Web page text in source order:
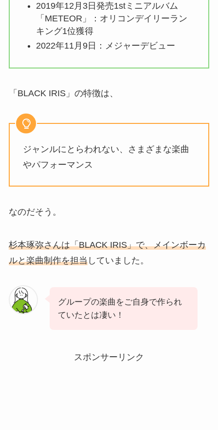
2019年12月3日発売1stミニアルバム
「METEOR」：オリコンデイリーラン
キング1位獲得
2022年11月9日：メジャーデビュー
「BLACK IRIS」の特徴は、
ジャンルにとらわれない、さまざまな楽曲
やパフォーマンス
なのだそう。
杉本琢弥さんは「BLACK IRIS」で、メインボーカ
ルと楽曲制作を担当していました。
グループの楽曲をご自身で作られ
ていたとは凄い！
スポンサーリンク